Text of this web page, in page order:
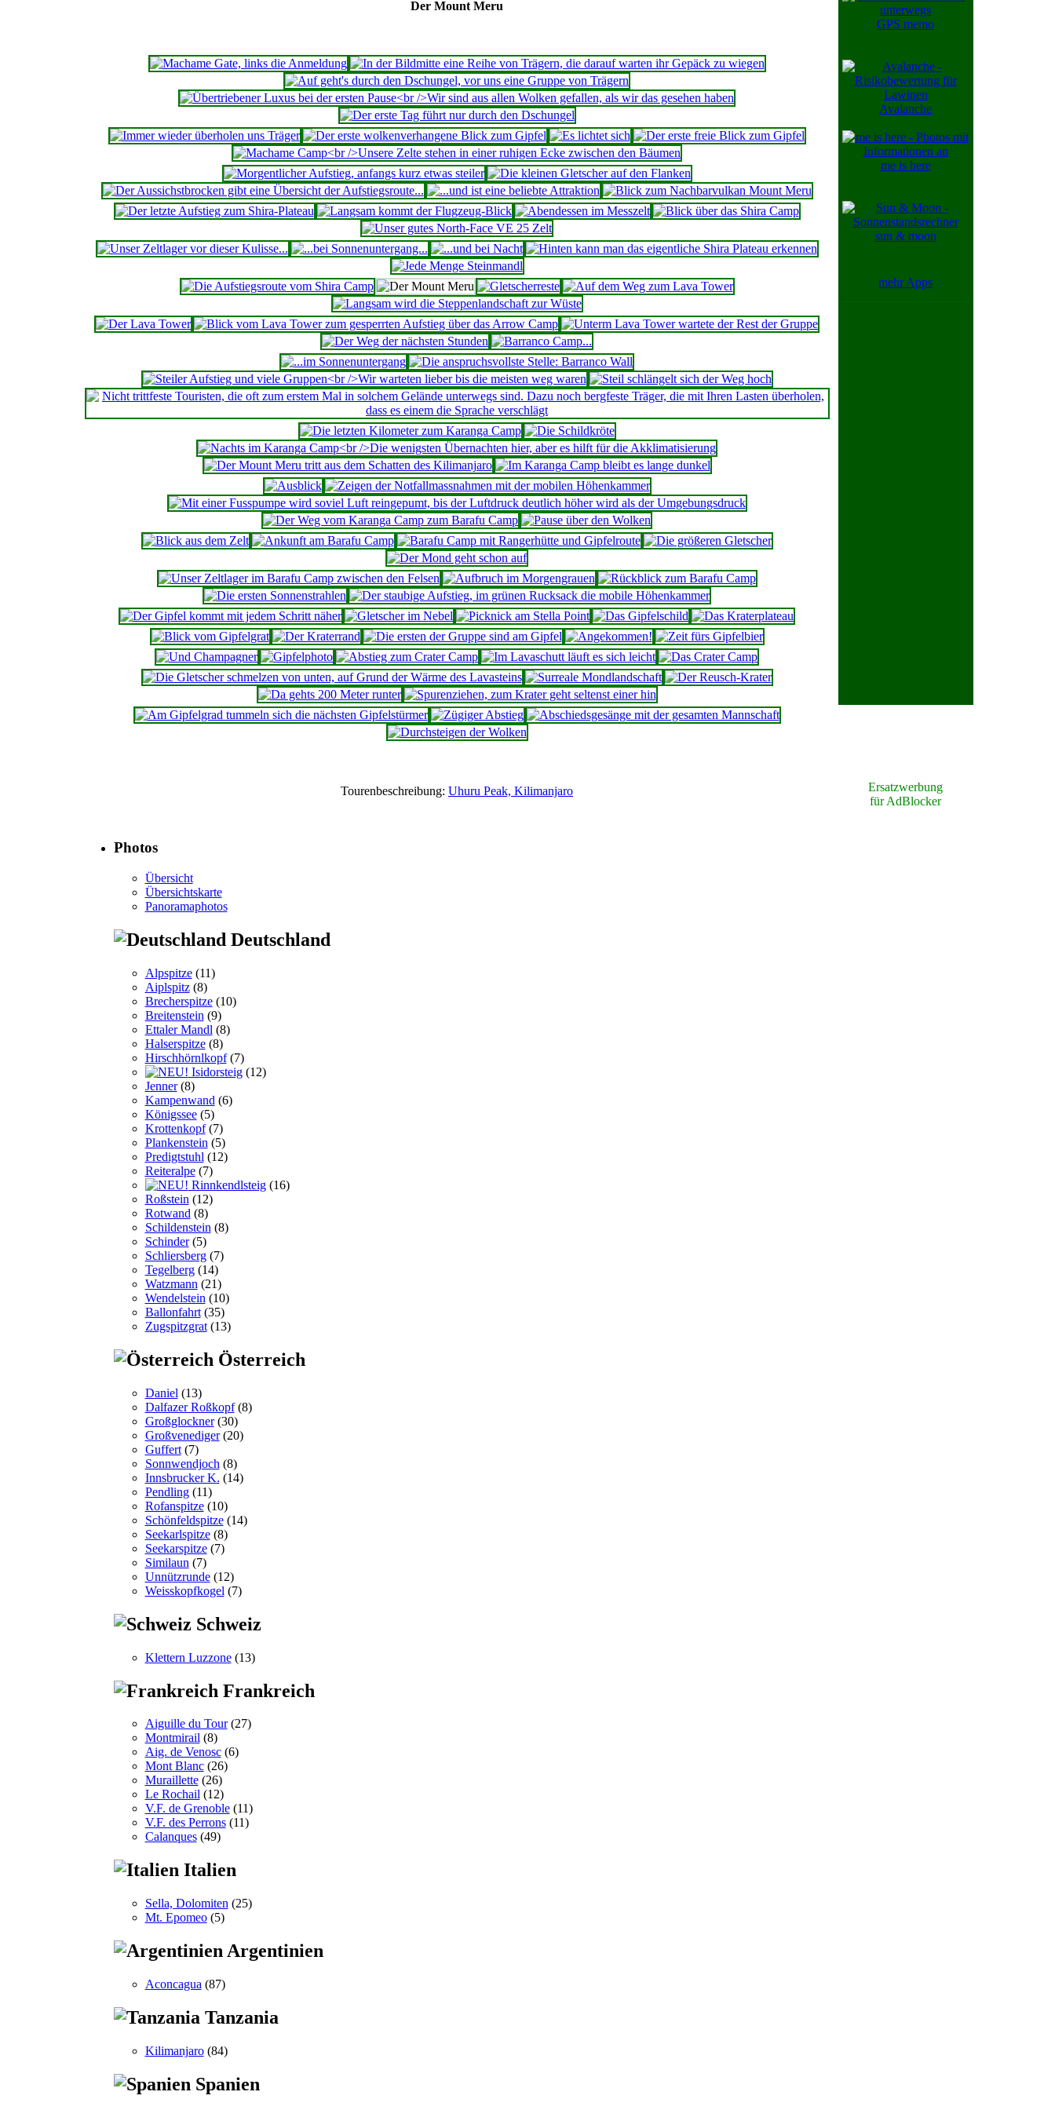
GPS memo
Avalanche
me is here
sun & moon
mehr Apps
Ersatzwerbung
für AdBlocker
Der Mount Meru
Tourenbeschreibung: Uhuru Peak, Kilimanjaro
Photos
Übersicht
Übersichtskarte
Panoramaphotos
Deutschland
Alpspitze(11)
Aiplspitz(8)
Brecherspitze(10)
Breitenstein (9)
Ettaler Mandl (8)
Halserspitze(8)
Hirschhörnlkopf(7)
Isidorsteig(12)
Jenner(8)
Kampenwand (6)
Königssee(5)
Krottenkopf(7)
Plankenstein (5)
Predigtstuhl (12)
Reiteralpe(7)
Rinnkendlsteig(16)
Roßstein (12)
Rotwand (8)
Schildenstein (8)
Schinder(5)
Schliersberg(7)
Tegelberg(14)
Watzmann (21)
Wendelstein (10)
Ballonfahrt(35)
Zugspitzgrat(13)
Österreich
Daniel (13)
Dalfazer Roßkopf(8)
Großglockner(30)
Großvenediger(20)
Guffert(7)
Sonnwendjoch (8)
Innsbrucker K. (14)
Pendling(11)
Rofanspitze(10)
Schönfeldspitze(14)
Seekarlspitze(8)
Seekarspitze(7)
Similaun (7)
Unnützrunde(12)
Weisskopfkogel (7)
Schweiz
Klettern Luzzone(13)
Frankreich
Aiguille du Tour(27)
Montmirail(8)
Aig. de Venosc(6)
Mont Blanc(26)
Muraillette(26)
Le Rochail(12)
V.F. de Grenoble(11)
V.F. des Perrons(11)
Calanques(49)
Italien
Sella, Dolomiten (25)
Mt. Epomeo(5)
Argentinien
Aconcagua (87)
Tanzania
Kilimanjaro(84)
Spanien